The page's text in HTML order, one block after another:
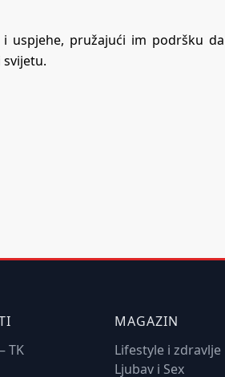
uspjehe, pružajući im podršku da
TK
MAGAZIN
Lifestyle i zdravlje
Ljubav i Sex